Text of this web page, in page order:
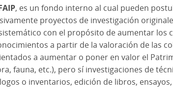
, es un fondo interno al cual pueden
proyectos de investigación
con el propósito de aumentar
a partir de la valoración de las
a aumentar o poner en valor el
fauna, etc.), pero sí investigaciones de
o inventarios, edición de libros,